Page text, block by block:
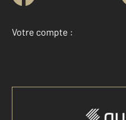
Votre compte :